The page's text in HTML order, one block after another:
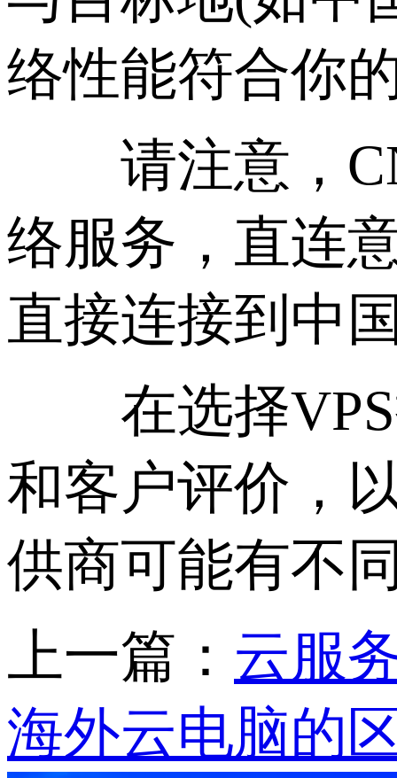
络性能符合你
请注意，
络服务，直连
直接连接到中
在选择VPS
和客户评价，
供商可能有不
上一篇： 云服
海外云电脑的